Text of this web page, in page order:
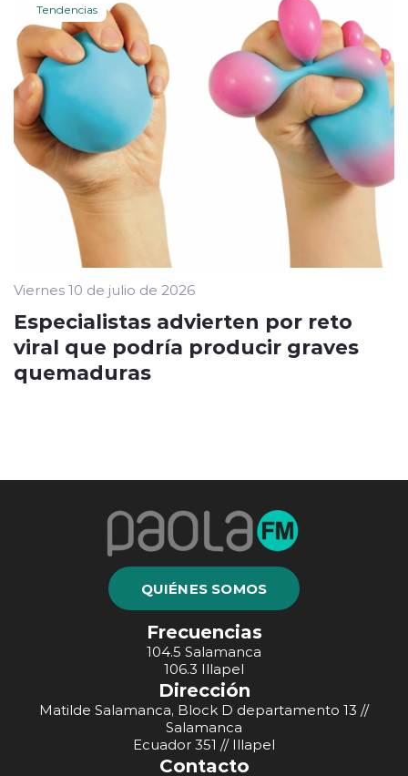
Tendencias
Viernes 10 de julio de 2026
Especialistas advierten por reto
viral que podría producir graves
quemaduras
QUIÉNES SOMOS
Frecuencias
104.5 Salamanca
106.3 Illapel
Dirección
Matilde Salamanca, Block D departamento 13 //
Salamanca
Ecuador 351 // Illapel
Contacto